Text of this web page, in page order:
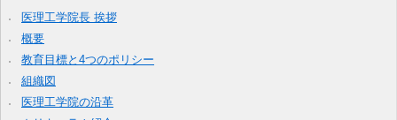
医理工学院長 挨拶
概要
教育目標と4つのポリシー
組織図
医理工学院の沿革